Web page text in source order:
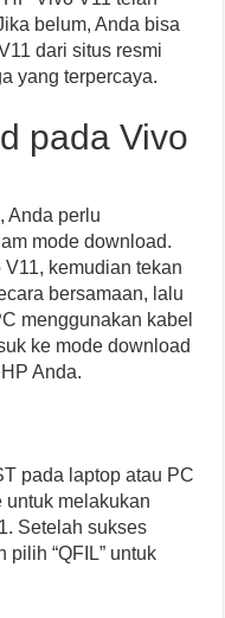
belum, Anda bisa
dari situs resmi
yang terpercaya.
pada Vivo
Anda perlu
mode download.
kemudian tekan
bersamaan, lalu
menggunakan kabel
ke mode download
Anda.
pada laptop atau PC
untuk melakukan
Setelah sukses
pilih “QFIL” untuk